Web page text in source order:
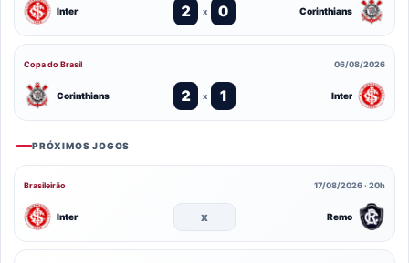
Inter 2 x 0 Corinthians
Copa do Brasil 06/08/2026
Corinthians 2 x 1 Inter
PRÓXIMOS JOGOS
Brasileirão 17/08/2026 · 20h
Inter x Remo